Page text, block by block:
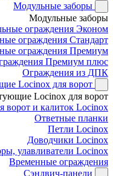
Модульные заборы
Модульные заборы
ограждения Эконом
ограждения Стандарт
ограждения Премиум
Премиум плюс
Ограждения из ДПК
Locinox для ворот
Locinox для ворот
ворот и калиток Locinox
Ответные планки
Петли Locinox
Доводчики Locinox
улавливатели Locinox
Временные ограждения
Сэндвич-панели